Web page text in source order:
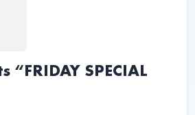
“FRIDAY SPECIAL